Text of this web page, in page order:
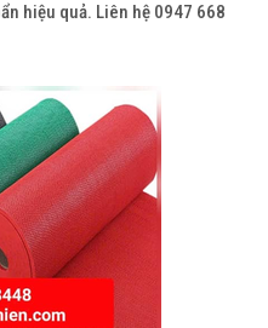
hiệu quả. Liên hệ 0947 668